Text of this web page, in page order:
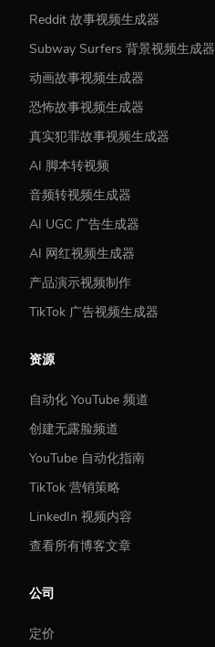
Reddit 故事视频生成器
Subway Surfers 背景视频生成器
动画故事视频生成器
恐怖故事视频生成器
真实犯罪故事视频生成器
AI 脚本转视频
音频转视频生成器
AI UGC 广告生成器
AI 网红视频生成器
产品演示视频制作
TikTok 广告视频生成器
资源
自动化 YouTube 频道
创建无露脸频道
YouTube 自动化指南
TikTok 营销策略
LinkedIn 视频内容
查看所有博客文章
公司
定价